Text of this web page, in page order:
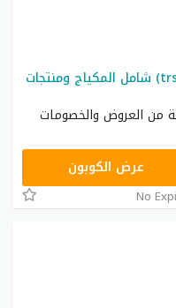
أقوى كود خصم نمشي 2026 (trss148) شامل المكياج ومنتجات
من العروض والخصومات
TRSS148عرض الكوبون
No